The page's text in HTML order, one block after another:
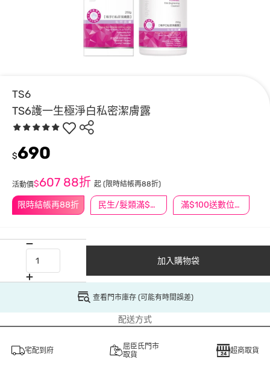
TS6
TS6護一生極淨白私密潔膚露
限時結帳再88折 民生/髮類滿$388送舒潔冰巾 滿$100送數位印花
$690
活動價$607 88折 起 (限時結帳再88折)
加入購物袋
查看門市庫存 (可能有時間誤差)
配送方式
宅配到府
屈臣氏門市
取貨
超商取貨